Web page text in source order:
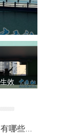
酷熱天氣警告生效 本港高溫持續至下周